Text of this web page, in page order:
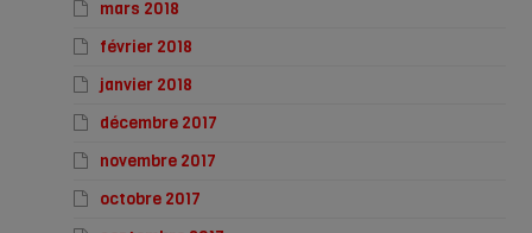
mars 2018
février 2018
janvier 2018
décembre 2017
novembre 2017
octobre 2017